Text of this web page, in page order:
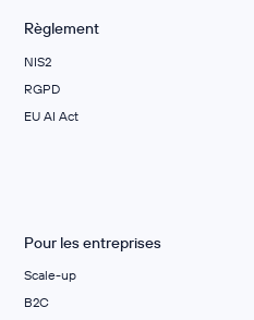
Règlement
NIS2
RGPD
EU AI Act
Pour les entreprises
Scale-up
B2C